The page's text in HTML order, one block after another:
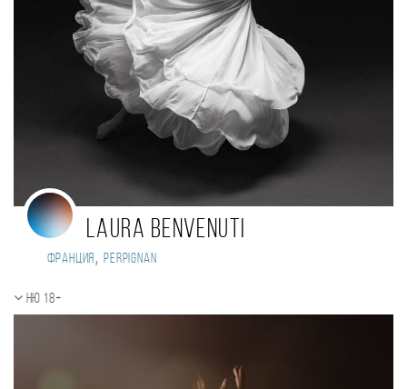
Laura Benvenuti
Франция , Perpignan
Ню 18+